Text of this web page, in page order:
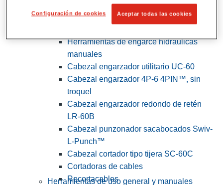
View All Herramientas de servicios
Herramientas de engarce hidráulicas
manuales
Cabezal engarzador utilitario UC-60
Cabezal engarzador 4P-6 4PIN™, sin
troquel
Cabezal engarzador redondo de retén
LR-60B
Cabezal punzonador sacabocados Swiv-
L-Punch™
Cabezal cortador tipo tijera SC-60C
Cortadoras de cables
Recortacables
Herramientas de uso general y manuales
Configuración de cookies Aceptar todas las cookies